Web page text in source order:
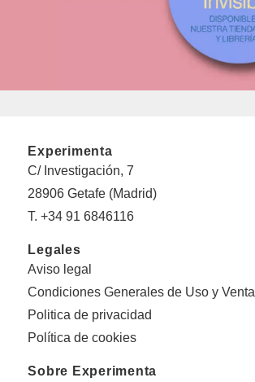
Experimenta
C/ Investigación, 7
28906 Getafe (Madrid)
T. +34 91 6846116
Legales
Aviso legal
Condiciones Generales de Uso y Venta
Politica de privacidad
Política de cookies
Sobre Experimenta